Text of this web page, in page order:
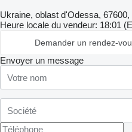
Ukraine, oblast d'Odessa,
Heure locale du vendeur: 18:01
Demander un rendez-
Envoyer un message